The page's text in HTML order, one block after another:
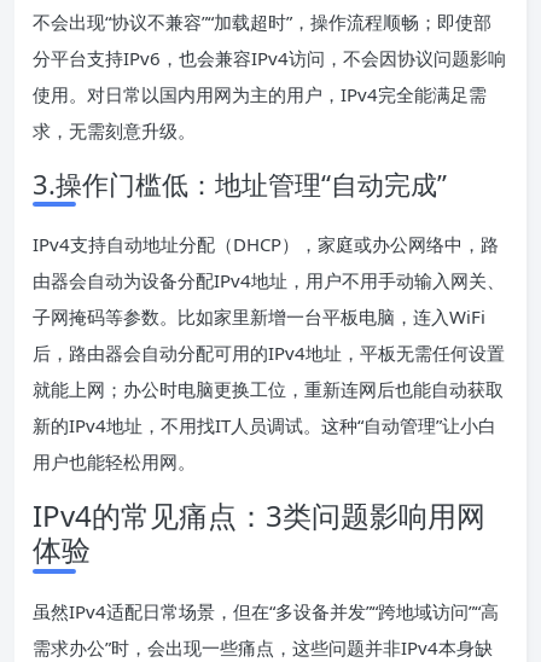
不会出现“协议不兼容”“加载超时”，操作流程顺畅；即使部
分平台支持IPv6，也会兼容IPv4访问，不会因协议问题影响
使用。对日常以国内用网为主的用户，IPv4完全能满足需
求，无需刻意升级。
3.操作门槛低：地址管理“自动完成”
IPv4支持自动地址分配（DHCP），家庭或办公网络中，路
由器会自动为设备分配IPv4地址，用户不用手动输入网关、
子网掩码等参数。比如家里新增一台平板电脑，连入WiFi
后，路由器会自动分配可用的IPv4地址，平板无需任何设置
就能上网；办公时电脑更换工位，重新连网后也能自动获取
新的IPv4地址，不用找IT人员调试。这种“自动管理”让小白
用户也能轻松用网。
IPv4的常见痛点：3类问题影响用网
体验
虽然IPv4适配日常场景，但在“多设备并发”“跨地域访问”“高
需求办公”时，会出现一些痛点，这些问题并非IPv4本身缺